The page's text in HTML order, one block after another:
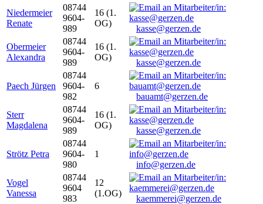
Niedermeier
Renate
08744
9604-
989
16 (1.
OG)
kasse@gerzen.de
Obermeier
Alexandra
08744
9604-
989
16 (1.
OG)
kasse@gerzen.de
Paech Jürgen
08744
9604-
982
6
bauamt@gerzen.de
Sterr
Magdalena
08744
9604-
989
16 (1.
OG)
kasse@gerzen.de
Strötz Petra
08744
9604-
980
1
info@gerzen.de
Vogel
Vanessa
08744
9604
983
12
(1.OG)
kaemmerei@gerzen.de